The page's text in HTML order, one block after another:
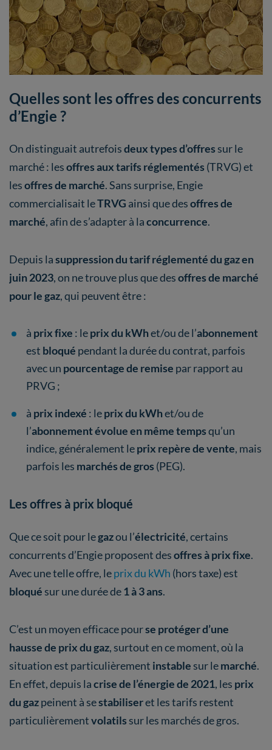
Quelles sont les offres des concurrents
d’Engie ?
On distinguait autrefoisdeux types d’offres sur le
marché : lesoffres aux tarifs réglementés (TRVG)et
lesoffres de marché. Sans surprise, Engie
commercialisait leTRVG ainsi que desoffres de
marché, afin de s’adapter à laconcurrence.
Depuis lasuppression du tarif réglementé du gaz en
juin 2023, on ne trouve plus que desoffres de marché
pour le gaz, qui peuvent être :
à prix fixe : leprix du kWhet/ou de l’abonnement
est bloqué pendant la durée du contrat, parfois
avec un pourcentage de remise par rapport au
PRVG ;
à prix indexé : leprix du kWhet/ou de
l’abonnement évolue en même tempsqu’un
indice, généralement leprix repère de vente, mais
parfois les marchés de gros (PEG).
Les offres à prix bloqué
Que ce soit pour legazou l’électricité, certains
concurrents d’Engie proposent desoffres à prix fixe.
Avec une telle offre, leprix du kWh (hors taxe) est
bloqué sur une durée de1 à 3 ans.
C’est un moyen efficace pourse protéger d’une
hausse de prix du gaz, surtout en ce moment, où la
situation est particulièrement instable sur lemarché.
En effet, depuis lacrise de l’énergie de 2021, les prix
du gazpeinent à sestabiliseret les tarifs restent
particulièrementvolatils sur les marchés de gros.